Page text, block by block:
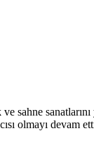
sanatlarını
olmayı devam